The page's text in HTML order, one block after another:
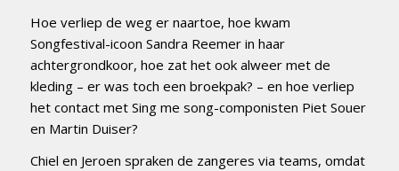
Hoe verliep de weg er naartoe, hoe kwam
Songfestival-icoon Sandra Reemer in haar
achtergrondkoor, hoe zat het ook alweer met de
kleding – er was toch een broekpak? – en hoe verliep
het contact met Sing me song-componisten Piet Souer
en Martin Duiser?
Chiel en Jeroen spraken de zangeres via teams, omdat